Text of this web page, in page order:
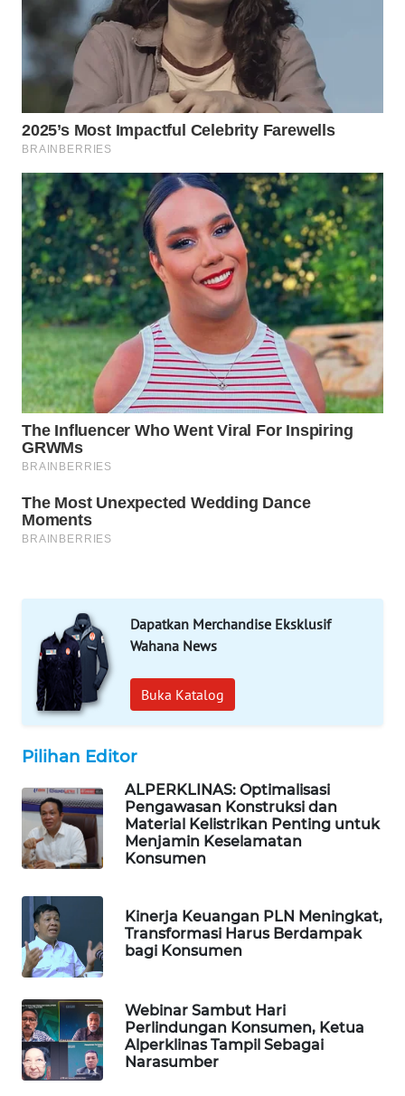
Dapatkan Merchandise Eksklusif
Wahana News
Buka Katalog
Pilihan Editor
ALPERKLINAS: Optimalisasi
Pengawasan Konstruksi dan
Material Kelistrikan Penting untuk
Menjamin Keselamatan
Konsumen
Kinerja Keuangan PLN Meningkat,
Transformasi Harus Berdampak
bagi Konsumen
Webinar Sambut Hari
Perlindungan Konsumen, Ketua
Alperklinas Tampil Sebagai
Narasumber
NEWS
JURNAL
MARITIM
HUMBANG
NEWS
GARONGGANG
NEWS
FISUELRI
ID
ENERGI
NEWS
CILEUNGSI
NEWS
BERKAT
BERAMPU
ANUGERAH
NEWS
AKHLAK
ID
NEWS
SONYA
ASA
NEWS